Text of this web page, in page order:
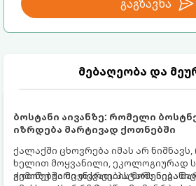
გაგზავნა
მებაღეობა და
ბოსტანი აივანზე: რომელი
იზრდება მარტივად ქოთნებში
ქალაქში ცხოვრება იმას არ
ხელით მოყვანილი, ეკოლოგიურად
გემოზე უარი თქვათ. პატარა
ქოთნებში მცენარეების მოშენება